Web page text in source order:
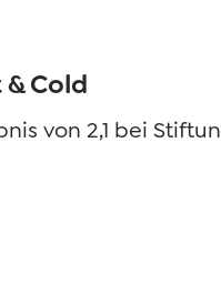
Cold
von 2,1 bei